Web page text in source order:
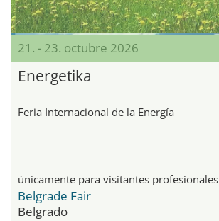
21. - 23. octubre 2026
Energetika
Feria Internacional de la Energía
únicamente para visitantes profesionales
Belgrade Fair
Belgrado